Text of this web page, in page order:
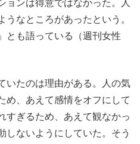
ョンは得意ではなかった。人
うなところがあったという。
とも語っている（週刊女性
たのは理由がある。人の気
め、あえて感情をオフにして
すぎるため、あえて観なかっ
しないようにしていた。そう